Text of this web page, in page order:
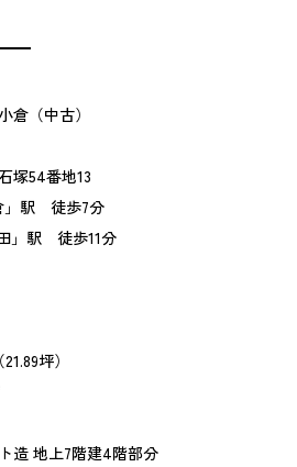
（中古）
塚54番地13
」駅 徒歩7分
駅 徒歩11分
坪）
造 地上7階建4階部分